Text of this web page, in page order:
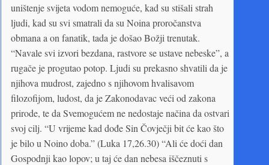
uništenje svijeta vodom nemoguće, kad su stišali strah
ljudi, kad su svi smatrali da su Noina proročanstva
obmana a on fanatik, tada je došao Božji trenutak.
“Navale svi izvori bezdana, rastvore se ustave nebeske”, a
rugače je progutao potop. Ljudi su prekasno shvatili da je
njihova mudrost, zajedno s njihovom hvalisavom
filozofijom, ludost, da je Zakonodavac veći od zakona
prirode, te da Svemogućem ne nedostaje načina da ostvari
svoj cilj. “U vrijeme kad dođe Sin Čovječji bit će kao što
je bilo u Noino doba.” (Luka 17,26.30) “Ali će doći dan
Gospodnji kao lopov; u taj će dan nebesa iščeznuti s